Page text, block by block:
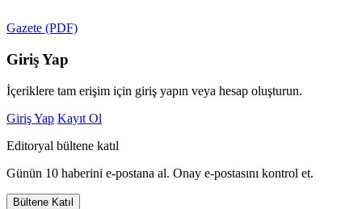
Gazete (PDF)
Giriş Yap
İçeriklere tam erişim için giriş yapın veya hesap oluşturun.
Giriş Yap Kayıt Ol
Editoryal bültene katıl
Günün 10 haberini e-postana al. Onay e-postasını kontrol et.
Bültene Katıl